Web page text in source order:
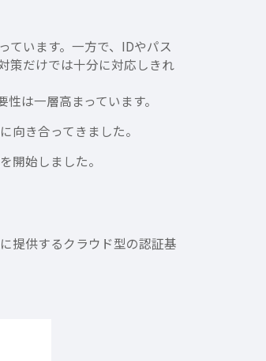
ています。一方で、IDやパス
策だけでは十分に対応しきれ
は一層高まっています。
向き合ってきました。
開始しました。
提供するクラウド型の認証基